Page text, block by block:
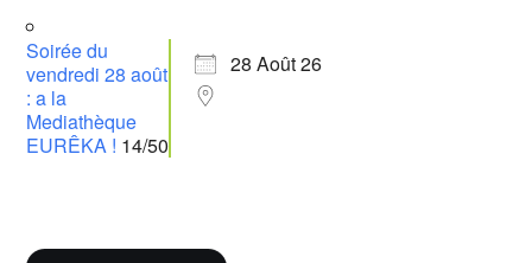
Soirée du
vendredi 28 août
: a la
Mediathèque
EURÊKA ! 14/50
28 Août 26